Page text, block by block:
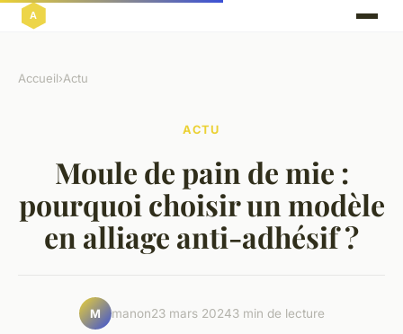
Accueil›Actu
ACTU
Moule de pain de mie :
pourquoi choisir un modèle
en alliage anti-adhésif ?
M manon23 mars 20243 min de lecture